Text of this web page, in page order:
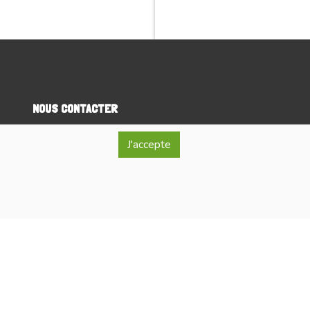
J'accepte
NOUS CONTACTER
Isabelle Vangrootenbrul